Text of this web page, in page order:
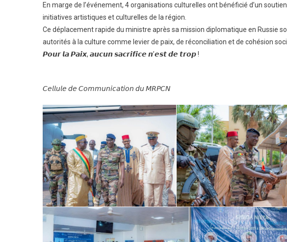
𝐞́𝐝𝐢𝐭𝐢𝐨𝐧
𝐥𝐚
𝐒𝐞𝐦𝐚𝐢𝐧𝐞
En marge de l’événement, 4 organisations culturelles ont bénéficié d’un
initiatives artistiques et culturelles de la région.
Ce déplacement rapide du ministre après sa mission diplomatique en Russie
autorités à la culture comme levier de paix, de réconciliation et de cohésion
𝙋𝙤𝙪𝙧 𝙡𝙖 𝙋𝙖𝙞𝙭, 𝙖𝙪𝙘𝙪𝙣 𝙨𝙖𝙘𝙧𝙞𝙛𝙞𝙘𝙚 𝙣’𝙚𝙨𝙩 𝙙𝙚 𝙩𝙧𝙤𝙥 !
𝘊𝘦𝘭𝘭𝘶𝘭𝘦 𝘥𝘦 𝘊𝘰𝘮𝘮𝘶𝘯𝘪𝘤𝘢𝘵𝘪𝘰𝘯 𝘥𝘶 𝘔𝘙𝘗𝘊𝘕